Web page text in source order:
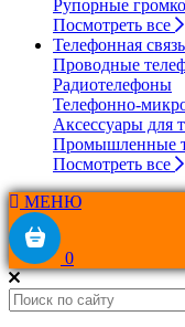
Рупорные
Посмотреть все
Телефонная связь
Проводные
Радиотелефоны
Телефонно-
Аксессуары для
Промышленные
Посмотреть все
МЕНЮ
0